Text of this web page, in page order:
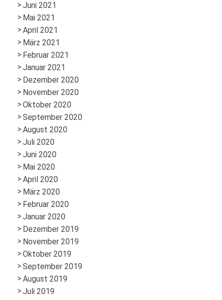
Juni 2021
Mai 2021
April 2021
März 2021
Februar 2021
Januar 2021
Dezember 2020
November 2020
Oktober 2020
September 2020
August 2020
Juli 2020
Juni 2020
Mai 2020
April 2020
März 2020
Februar 2020
Januar 2020
Dezember 2019
November 2019
Oktober 2019
September 2019
August 2019
Juli 2019